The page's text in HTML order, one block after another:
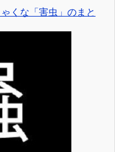
くな「害虫」のまと